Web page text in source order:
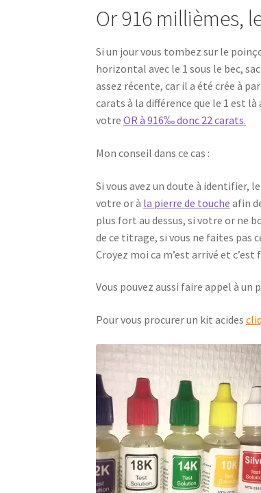
Or 916 millièmes,
Si un jour vous tombez sur le
horizontal avec le 1 sous le bec,
assez récente, car il a été crée à
carats à la différence que le 1 est
votreOR à 916‰ donc 22 carats.
Mon conseil dans ce cas :
Si vous avez un doute à identifier,
votre or à la pierre de touche afin
plus fort au dessus, si votre or ne
de ce titrage, si vous ne faites pas
Croyez moi ca m’est arrivé et
Vous pouvez aussi faire appel à un
Pour vous procurer un kit acides